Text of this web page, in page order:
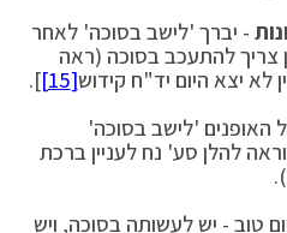
- יברך 'לישב בסוכה' לאחר
צריך להתעכב בסוכה (ראה
לא יצא היום יד"ח קידוש[15]
].
האופנים 'לישב בסוכה'
להלן סע' נח לעניין ברכת
טוב - יש לעשותה בסוכה, ויש